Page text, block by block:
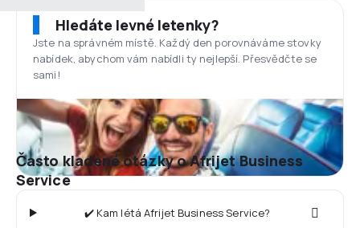
Hledáte levné letenky?
Jste na správném místě. Každý den porovnáváme stovky
nabídek, abychom vám nabídli ty nejlepší. Přesvědčte se
sami!
Často kladené otázky o Afrijet Business
Service
✔️ Kam létá Afrijet Business Service?